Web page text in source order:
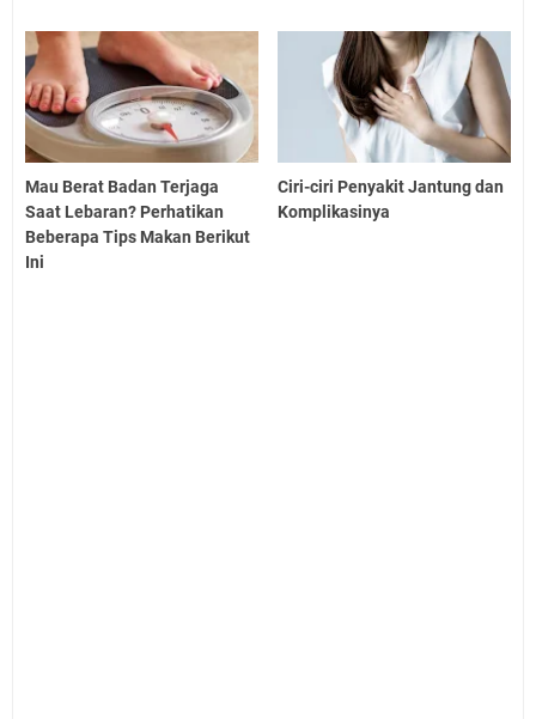
Mau Berat Badan Terjaga
Saat Lebaran? Perhatikan
Beberapa Tips Makan Berikut
Ini
Ciri-ciri Penyakit Jantung dan
Komplikasinya